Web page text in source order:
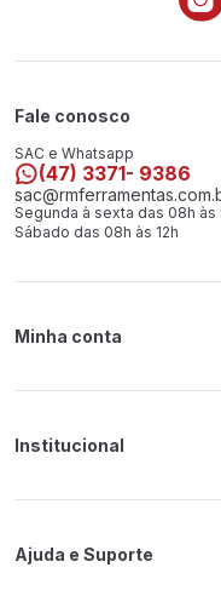
Fale conosco
SAC e Whatsapp
(47) 3371- 9386
Segunda à sexta das 08h às
Sábado das 08h às 12h
Minha conta
Endereço de Entrega
Institucional
Politica de Privacidade
Ajuda e Suporte